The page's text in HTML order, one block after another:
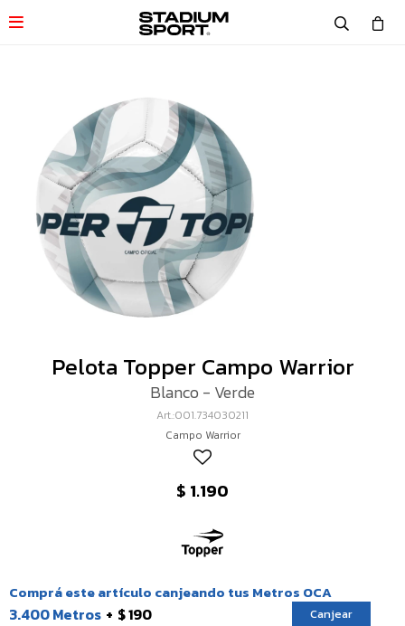

Pelota Topper Campo Warrior
Blanco - Verde
001.734030211
Campo Warrior
$ 1.190
Comprá este artículo canjeando tus Metros OCA
3.400 Metros $ 190 Canjear